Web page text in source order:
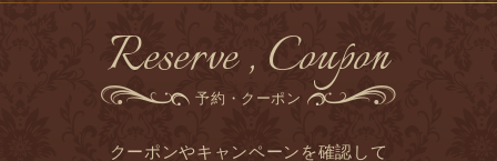
Reserve , Coupon
予約・クーポン
クーポンやキャンペーンを確認して